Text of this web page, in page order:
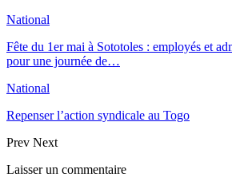
National
Fête du 1er mai à Sototoles : employés et
pour une journée de…
National
Repenser l’action syndicale au Togo
Prev Next
Laisser un commentaire